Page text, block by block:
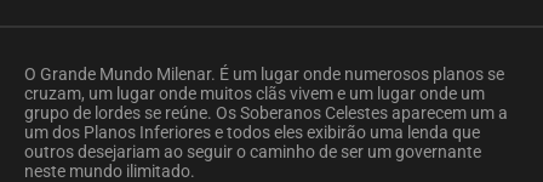
O Grande Mundo Milenar. É um lugar onde numerosos planos se
cruzam, um lugar onde muitos clãs vivem e um lugar onde um
grupo de lordes se reúne. Os Soberanos Celestes aparecem um a
um dos Planos Inferiores e todos eles exibirão uma lenda que
outros desejariam ao seguir o caminho de ser um governante
neste mundo ilimitado.